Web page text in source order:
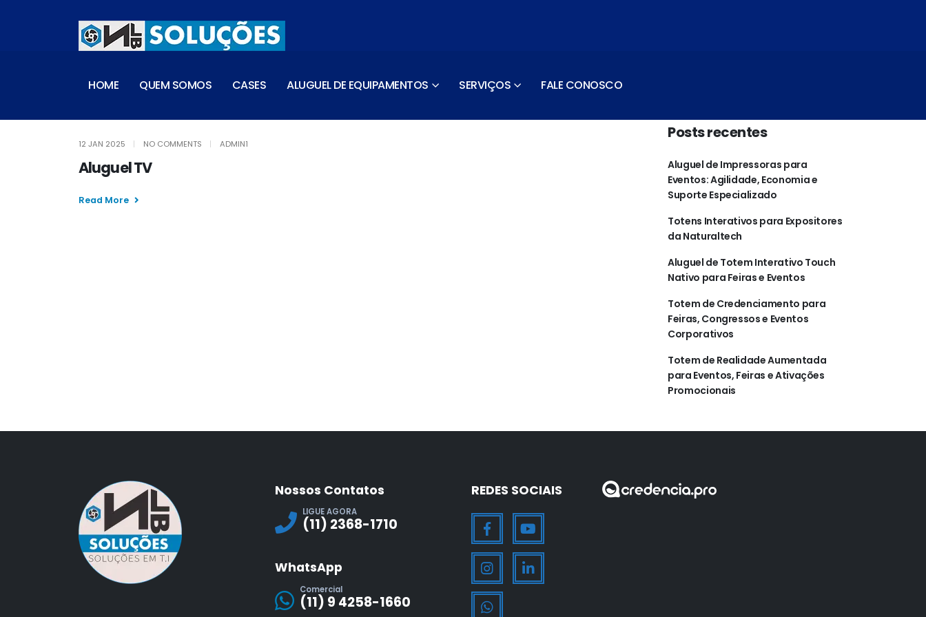
HOME QUEM SOMOS CASES ALUGUEL DE EQUIPAMENTOS SERVIÇOS FALE CONOSCO
12 JAN 2025 NO COMMENTS ADMIN1
Aluguel TV
Read More
Posts recentes
Aluguel de Impressoras para
Eventos: Agilidade, Economia e
Suporte Especializado
Totens Interativos para Expositores
da Naturaltech
Aluguel de Totem Interativo Touch
Nativo para Feiras e Eventos
Totem de Credenciamento para
Feiras, Congressos e Eventos
Corporativos
Totem de Realidade Aumentada
para Eventos, Feiras e Ativações
Promocionais
Nossos Contatos
LIGUE AGORA
(11) 2368-1710
WhatsApp
Comercial
(11) 9 4258-1660
REDES SOCIAIS